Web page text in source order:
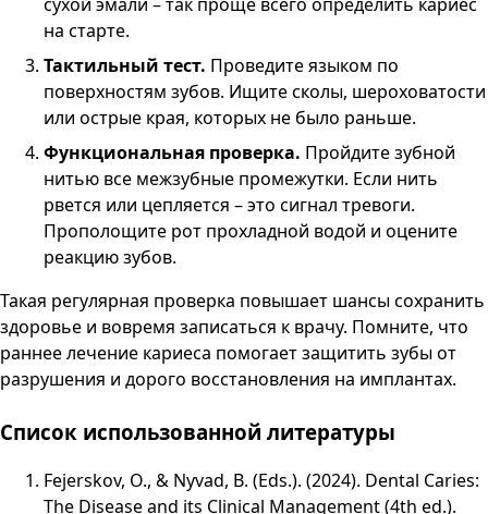
на старте.
Тактильный тест. Проведите языком по
поверхностям зубов. Ищите сколы, шероховатости
или острые края, которых не было раньше.
Функциональная проверка. Пройдите зубной
нитью все межзубные промежутки. Если нить
рвется или цепляется – это сигнал тревоги.
Прополощите рот прохладной водой и оцените
реакцию зубов.
Такая регулярная проверка повышает шансы сохранить
здоровье и вовремя записаться к врачу. Помните, что
раннее лечение кариеса помогает защитить зубы от
разрушения и дорого восстановления на имплантах.
Список использованной литературы
Fejerskov, O., & Nyvad, B. (Eds.). (2024). Dental Caries:
The Disease and its Clinical Management (4th ed.).